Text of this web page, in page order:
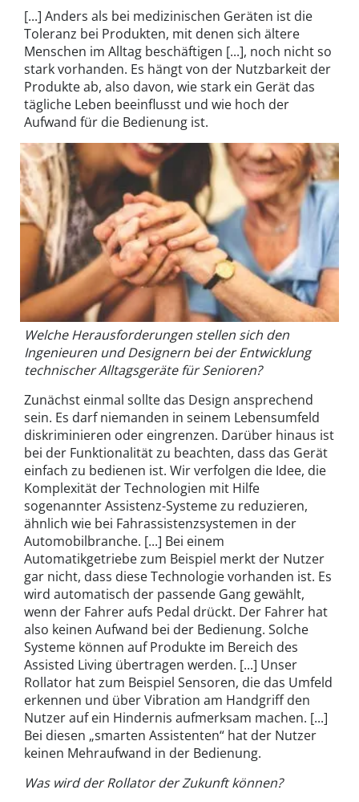
[...] Anders als bei medizinischen Geräten ist die
Toleranz bei Produkten, mit denen sich ältere
Menschen im Alltag beschäftigen [...], noch nicht so
stark vorhanden. Es hängt von der Nutzbarkeit der
Produkte ab, also davon, wie stark ein Gerät das
tägliche Leben beeinflusst und wie hoch der
Aufwand für die Bedienung ist.
Welche Herausforderungen stellen sich den
Ingenieuren und Designern bei der Entwicklung
technischer Alltagsgeräte für Senioren?
Zunächst einmal sollte das Design ansprechend
sein. Es darf niemanden in seinem Lebensumfeld
diskriminieren oder eingrenzen. Darüber hinaus ist
bei der Funktionalität zu beachten, dass das Gerät
einfach zu bedienen ist. Wir verfolgen die Idee, die
Komplexität der Technologien mit Hilfe
sogenannter Assistenz-Systeme zu reduzieren,
ähnlich wie bei Fahrassistenzsystemen in der
Automobilbranche. [...] Bei einem
Automatikgetriebe zum Beispiel merkt der Nutzer
gar nicht, dass diese Technologie vorhanden ist. Es
wird automatisch der passende Gang gewählt,
wenn der Fahrer aufs Pedal drückt. Der Fahrer hat
also keinen Aufwand bei der Bedienung. Solche
Systeme können auf Produkte im Bereich des
Assisted Living übertragen werden. [...] Unser
Rollator hat zum Beispiel Sensoren, die das Umfeld
erkennen und über Vibration am Handgriff den
Nutzer auf ein Hindernis aufmerksam machen. [...]
Bei diesen „smarten Assistenten“ hat der Nutzer
keinen Mehraufwand in der Bedienung.
Was wird der Rollator der Zukunft können?